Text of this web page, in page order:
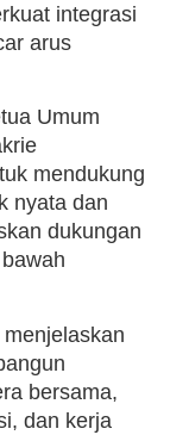
integrasi
arus
Umum
mendukung
nyata dan
dukungan
bersama,
dan kerja